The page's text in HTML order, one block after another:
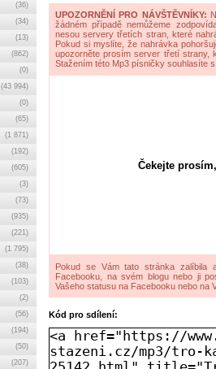
UPOZORNĚNÍ PRO NÁVŠTĚVNÍKY:
žádném případě nemůžeme
nesou servery třetích stran, které
Pokud si myslíte, že nahrávka
upozorněte prosím server třetí strany,
Stažením této Mp3 písničky souhlasíte
Čekejte
Pokud se Vám tato stránka zalíbila
Facebooku, na svém blogu nebo ji
Vašeho statusu na Facebooku nebo na
Kód pro sdílení:
(36)
(34)
(13)
(862)
(0)
(43 994)
(0)
(65)
(1 871)
(192)
(605)
(3)
(73)
(935)
(221)
(1 795)
(38)
(103)
(2)
(56)
(194)
(50)
(207)